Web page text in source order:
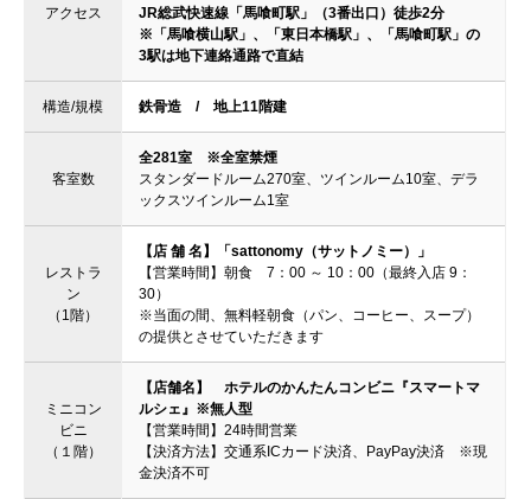
アクセス
JR総武快速線「馬喰町駅」（3番出口）徒歩2分
※「馬喰横山駅」、「東日本橋駅」、「馬喰町駅」の
3駅は地下連絡通路で直結
構造/規模 鉄骨造 / 地上11階建
客室数
全281室 ※全室禁煙
スタンダードルーム270室、ツインルーム10室、デラ
ックスツインルーム1室
レストラ
ン
（1階）
【店 舗 名】「sattonomy（サットノミー）」
【営業時間】朝食 7：00 ～ 10：00（最終入店 9：
30）
※当面の間、無料軽朝食（パン、コーヒー、スープ）
の提供とさせていただきます
ミニコン
ビニ
（１階）
【店舗名】 ホテルのかんたんコンビニ『スマートマ
ルシェ』※無人型
【営業時間】24時間営業
【決済方法】交通系ICカード決済、PayPay決済 ※現
金決済不可